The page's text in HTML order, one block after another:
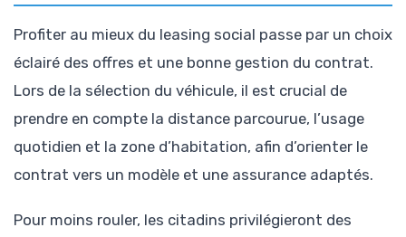
Profiter au mieux du leasing social passe par un choix
éclairé des offres et une bonne gestion du contrat.
Lors de la sélection du véhicule, il est crucial de
prendre en compte la distance parcourue, l’usage
quotidien et la zone d’habitation, afin d’orienter le
contrat vers un modèle et une assurance adaptés.
Pour moins rouler, les citadins privilégieront des